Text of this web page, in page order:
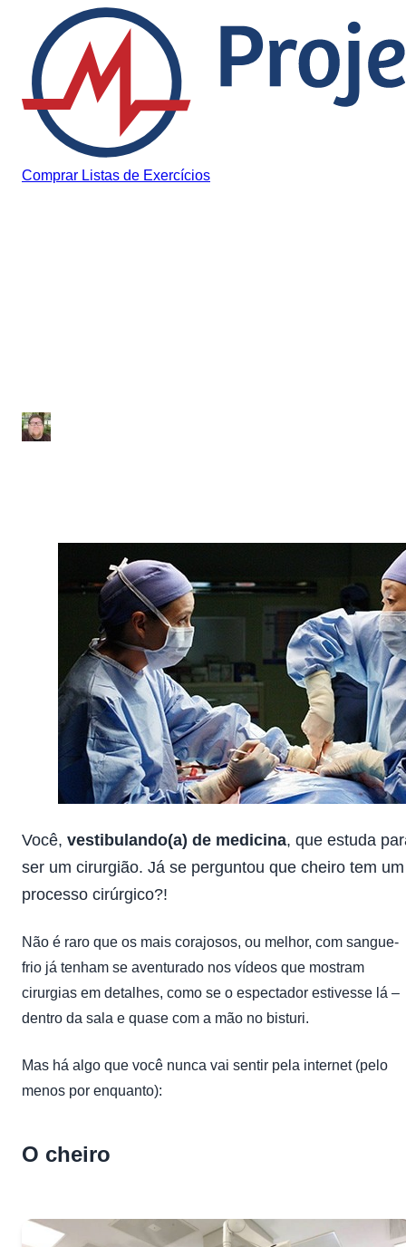
Pular para o conteúdo
Comprar Listas de Exercícios
Você, vestibulando(a) de medicina, que estuda
ser um cirurgião. Já se perguntou que cheiro tem um
processo cirúrgico?!
Não é raro que os mais corajosos, ou melhor, com sangue-
frio já tenham se aventurado nos vídeos que mostram
cirurgias em detalhes, como se o espectador estivesse lá –
dentro da sala e quase com a mão no bisturi.
Mas há algo que você nunca vai sentir pela internet (pelo
menos por enquanto):
O cheiro